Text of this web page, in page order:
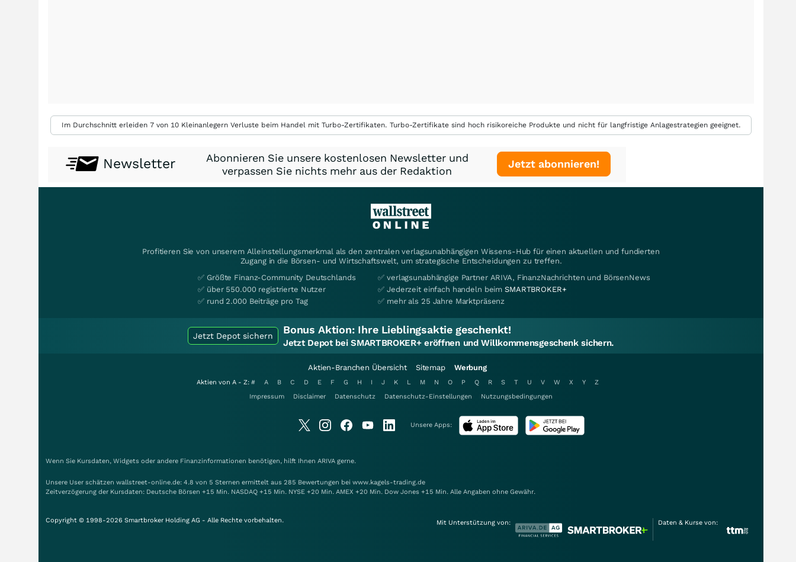
Im Durchschnitt erleiden 7 von 10 Kleinanlegern Verluste beim Handel mit Turbo-Zertifikaten. Turbo-Zertifikate sind hoch risikoreiche Produkte und nicht für langfristige Anlagestrategien geeignet.
Newsletter
Abonnieren Sie unsere kostenlosen Newsletter und
verpassen Sie nichts mehr aus der Redaktion
Jetzt abonnieren!
Profitieren Sie von unserem Alleinstellungsmerkmal als den zentralen verlagsunabhängigen Wissens-Hub für einen aktuellen und fundierten
Zugang in die Börsen- und Wirtschaftswelt, um strategische Entscheidungen zu treffen.
✅ Größte Finanz-Community Deutschlands
✅ über 550.000 registrierte Nutzer
✅ rund 2.000 Beiträge pro Tag
✅ verlagsunabhängige Partner ARIVA, FinanzNachrichten und BörsenNews
✅ Jederzeit einfach handeln beimSMARTBROKER+
✅ mehr als 25 Jahre Marktpräsenz
Jetzt Depot sichern Bonus Aktion: Ihre Lieblingsaktie geschenkt!
Jetzt Depot bei SMARTBROKER+ eröffnen und Willkommensgeschenk sichern.
Aktien-Branchen Übersicht Sitemap Werbung
Aktien von A - Z: # A B C D E F G H I J K L M N O P Q R S T U V W X Y
Z
Impressum
Disclaimer Datenschutz Datenschutz-Einstellungen Nutzungsbedingungen
Unsere Apps:
Wenn Sie Kursdaten, Widgets oder andere Finanzinformationen benötigen, hilft Ihnen ARIVA gerne.
Unsere User schätzen wallstreet-online.de: 4.8 von 5 Sternen ermittelt aus 285 Bewertungen bei www.kagels-trading.de
Zeitverzögerung der Kursdaten: Deutsche Börsen +15 Min. NASDAQ +15 Min. NYSE +20 Min. AMEX +20 Min. Dow Jones +15 Min. Alle Angaben ohne Gewähr.
Copyright © 1998-2026 Smartbroker Holding AG - Alle Rechte vorbehalten. Mit Unterstützung von: Daten & Kurse von: